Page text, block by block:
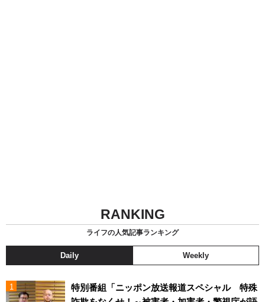
RANKING
ライフの人気記事ランキング
Daily Weekly
特別番組「ニッポン放送報道スペシャル 特殊